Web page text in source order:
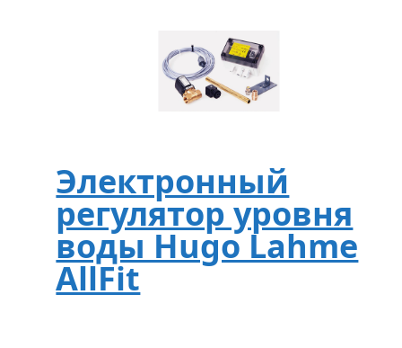
Электронный
регулятор уровня
воды Hugo Lahme
AllFit